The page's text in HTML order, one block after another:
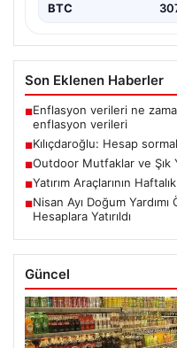
BTC
Son Eklenen Haberler
■Enflasyon verileri ne
enflasyon verileri
■Kılıçdaroğlu: Hesap
■Outdoor Mutfaklar ve Şık
■Yatırım Araçlarının
■Nisan Ayı Doğum
Hesaplara Yatırıldı
Güncel